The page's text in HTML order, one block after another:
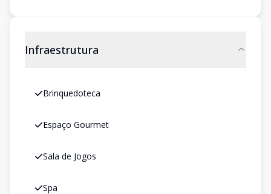
Infraestrutura
Brinquedoteca
Espaço Gourmet
Sala de Jogos
Spa